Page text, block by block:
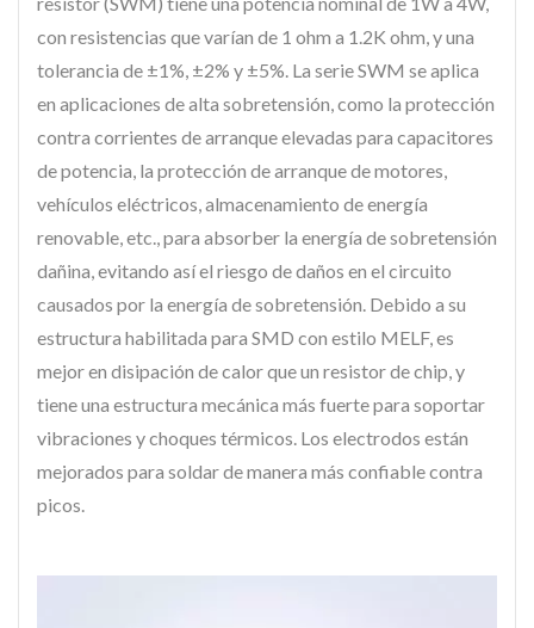
con resistencias que varían de 1 ohm a 1.2K ohm, y una
tolerancia de ±1%, ±2% y ±5%. La serie SWM se aplica
en aplicaciones de alta sobretensión, como la protección
contra corrientes de arranque elevadas para capacitores
de potencia, la protección de arranque de motores,
vehículos eléctricos, almacenamiento de energía
renovable, etc., para absorber la energía de sobretensión
dañina, evitando así el riesgo de daños en el circuito
causados por la energía de sobretensión. Debido a su
estructura habilitada para SMD con estilo MELF, es
mejor en disipación de calor que un resistor de chip, y
tiene una estructura mecánica más fuerte para soportar
vibraciones y choques térmicos. Los electrodos están
mejorados para soldar de manera más confiable contra
picos.